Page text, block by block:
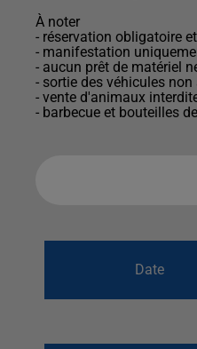
À noter
- réservation obligatoire
- manifestation
- aucun prêt de matériel
- sortie des véhicules non
- vente d'animaux
Date